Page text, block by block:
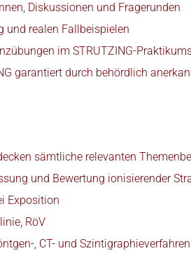
Diskussionen und Fragerunden
und realen Fallbeispielen
im STRUTZING-
garantiert durch behördlich
sämtliche relevanten
und Bewertung ionisierender
Exposition
RöV
, CT- und Szintigraphieverfahren